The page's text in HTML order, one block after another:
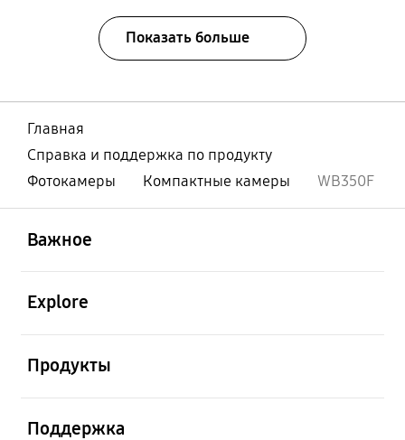
Показать больше
Главная
Справка и поддержка по продукту
Фотокамеры
Компактные камеры WB350F
Важное
Explore
Продукты
Поддержка